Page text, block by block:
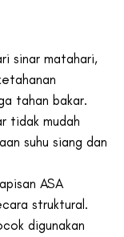
sinar matahari,
tahan bakar.
tidak mudah
suhu siang dan
ASA
struktural.
digunakan